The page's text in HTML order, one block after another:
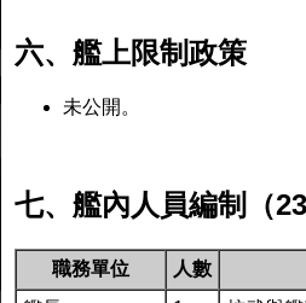
六、艦上限制政策
未公開。
七、艦內人員編制（
職務單位 人數